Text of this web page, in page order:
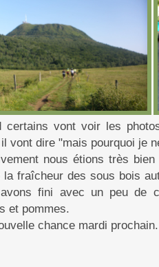
certains vont voir les
vont dire "mais pourquoi je
nous étions très
la fraîcheur des sous bois
fini avec un peu de
et pommes.
chance mardi prochain.